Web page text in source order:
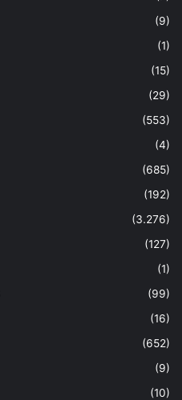
(9)
(1)
(15)
(29)
(553)
(4)
(685)
(192)
(3.276)
(127)
(1)
(99)
(16)
(652)
(9)
(10)